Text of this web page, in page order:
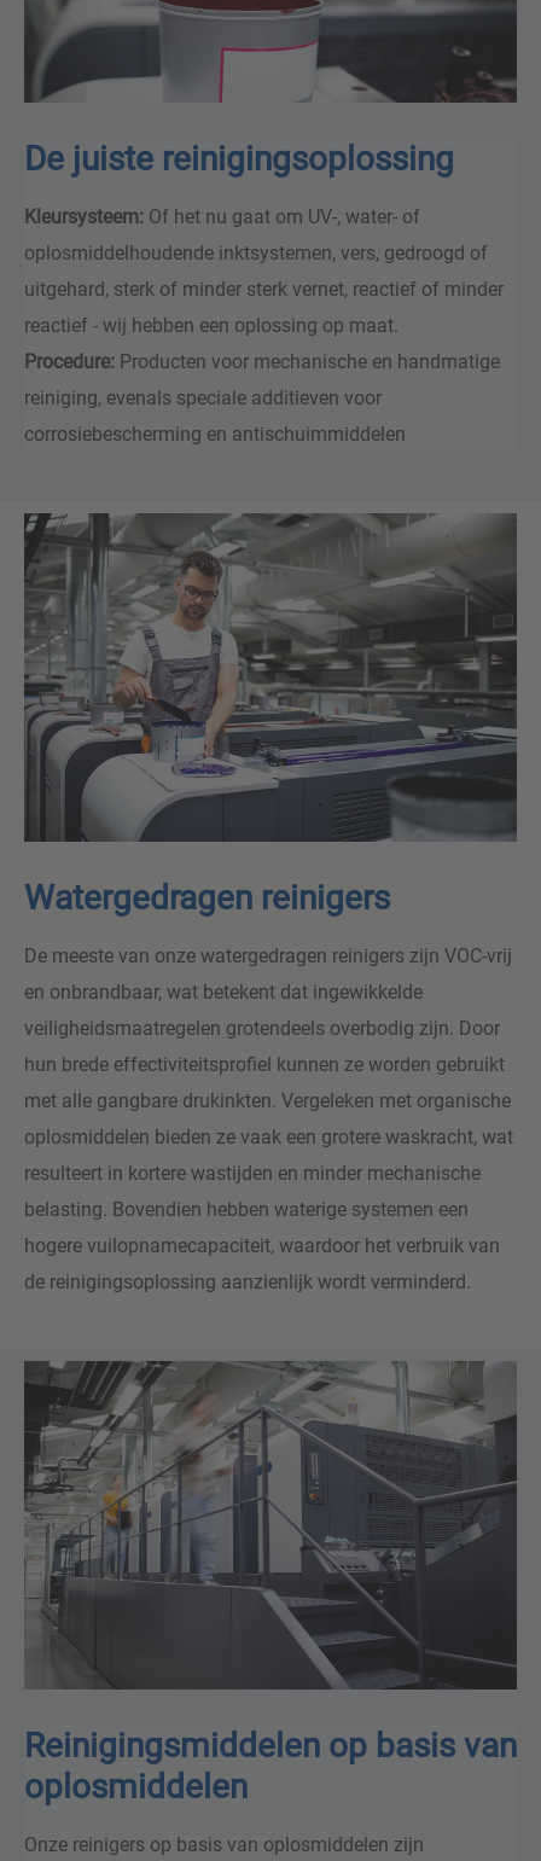
De juiste reinigingsoplossing
Kleursysteem: Of het nu gaat om UV-, water- of
oplosmiddelhoudende inktsystemen, vers, gedroogd of
uitgehard, sterk of minder sterk vernet, reactief of minder
reactief - wij hebben een oplossing op maat.
Procedure: Producten voor mechanische en handmatige
reiniging, evenals speciale additieven voor
corrosiebescherming en antischuimmiddelen
Watergedragen reinigers
De meeste van onze watergedragen reinigers zijn VOC-vrij
en onbrandbaar, wat betekent dat ingewikkelde
veiligheidsmaatregelen grotendeels overbodig zijn. Door
hun brede effectiviteitsprofiel kunnen ze worden gebruikt
met alle gangbare drukinkten. Vergeleken met organische
oplosmiddelen bieden ze vaak een grotere waskracht, wat
resulteert in kortere wastijden en minder mechanische
belasting. Bovendien hebben waterige systemen een
hogere vuilopnamecapaciteit, waardoor het verbruik van
de reinigingsoplossing aanzienlijk wordt verminderd.
Reinigingsmiddelen op basis van
oplosmiddelen
Onze reinigers op basis van oplosmiddelen zijn